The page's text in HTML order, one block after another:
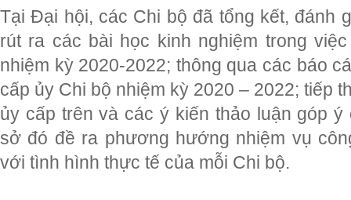
Tại Đại hội, các Chi bộ đã tổng kết, đánh
rút ra các bài học kinh nghiệm trong
nhiệm kỳ 2020-2022; thông qua các báo
cấp ủy Chi bộ nhiệm kỳ 2020 – 2022; tiếp
ủy cấp trên và các ý kiến thảo luận góp
sở đó đề ra phương hướng nhiệm vụ
với tình hình thực tế của mỗi Chi bộ.